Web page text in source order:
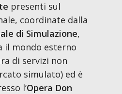
presenti sul
coordinate dalla
di Simulazione,
il mondo esterno
di servizi non
simulato) ed è
l’Opera Don